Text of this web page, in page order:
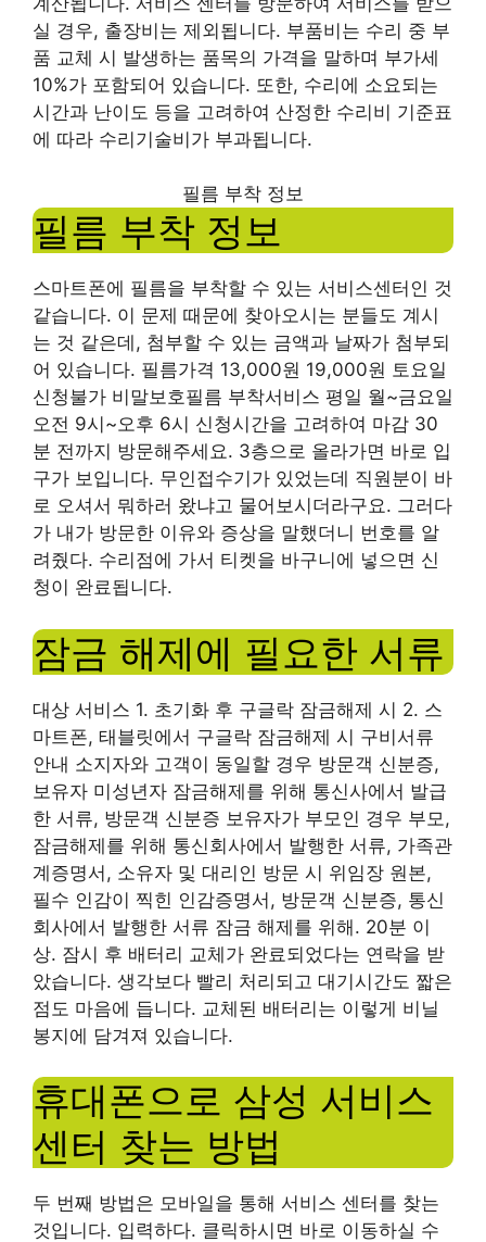
실 경우, 출장비는 제외됩니다. 부품비는 수리 중 부
품 교체 시 발생하는 품목의 가격을 말하며 부가세
10%가 포함되어 있습니다. 또한, 수리에 소요되는
시간과 난이도 등을 고려하여 산정한 수리비 기준표
에 따라 수리기술비가 부과됩니다.
필름 부착 정보
필름 부착 정보
스마트폰에 필름을 부착할 수 있는 서비스센터인 것
같습니다. 이 문제 때문에 찾아오시는 분들도 계시
는 것 같은데, 첨부할 수 있는 금액과 날짜가 첨부되
어 있습니다. 필름가격 13,000원 ​​19,000원 ​​토요일
신청불가 비말보호필름 부착서비스 평일 월~금요일
오전 9시~오후 6시 신청시간을 고려하여 마감 30
분 전까지 방문해주세요. 3층으로 올라가면 바로 입
구가 보입니다. 무인접수기가 있었는데 직원분이 바
로 오셔서 뭐하러 왔냐고 물어보시더라구요. 그러다
가 내가 방문한 이유와 증상을 말했더니 번호를 알
려줬다. 수리점에 가서 티켓을 바구니에 넣으면 신
청이 완료됩니다.
잠금 해제에 필요한 서류
대상 서비스 1. 초기화 후 구글락 잠금해제 시 2. 스
마트폰, 태블릿에서 구글락 잠금해제 시 구비서류
안내 소지자와 고객이 동일할 경우 방문객 신분증,
보유자 미성년자 잠금해제를 위해 통신사에서 발급
한 서류, 방문객 신분증 보유자가 부모인 경우 부모,
잠금해제를 위해 통신회사에서 발행한 서류, 가족관
계증명서, 소유자 및 대리인 방문 시 위임장 원본,
필수 인감이 찍힌 인감증명서, 방문객 신분증, 통신
회사에서 발행한 서류 잠금 해제를 위해. 20분 이
상. 잠시 후 배터리 교체가 완료되었다는 연락을 받
았습니다. 생각보다 빨리 처리되고 대기시간도 짧은
점도 마음에 듭니다. 교체된 배터리는 이렇게 비닐
봉지에 담겨져 있습니다.
휴대폰으로 삼성 서비스
센터 찾는 방법
두 번째 방법은 모바일을 통해 서비스 센터를 찾는
것입니다. 입력하다. 클릭하시면 바로 이동하실 수